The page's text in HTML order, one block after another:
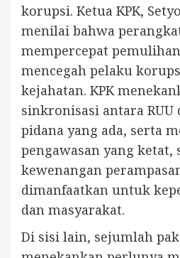
korupsi. Ketua KPK,
menilai bahwa
mempercepat
mencegah pelaku
kejahatan. KPK
sinkronisasi antara RUU
pidana yang ada, serta
pengawasan yang ketat,
kewenangan
dimanfaatkan untuk
dan masyarakat.
Di sisi lain, sejumlah